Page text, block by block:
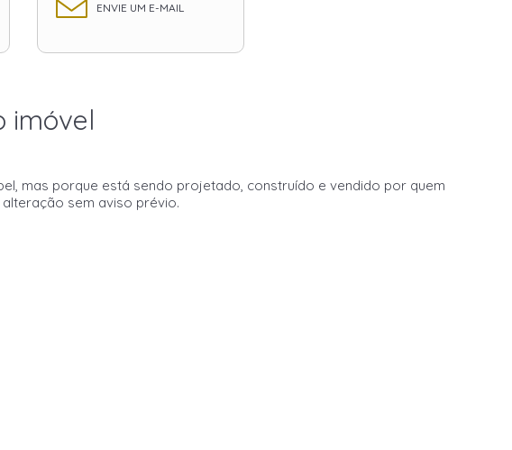
ENVIE UM E-MAIL
imóvel
mas porque está sendo projetado, construído e vendido por quem
sem aviso prévio.